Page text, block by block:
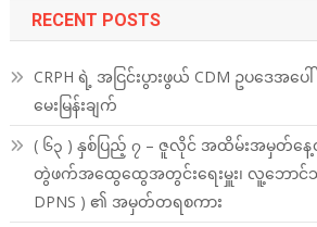
RECENT POSTS
CRPH ရဲ့ အငြင်းပွားဖွယ် CDM ဥပဒေအပေ
မေးမြန်းချက်
( ၆၃ ) နှစ်ပြည့် ၇ – ဇူလိုင် အထိမ်းအမှတ်နေ့တွ
တွဲဖက်အထွေထွေအတွင်းရေးမှူး၊ လူ့ဘော
DPNS ) ၏ အမှတ်တရစကား